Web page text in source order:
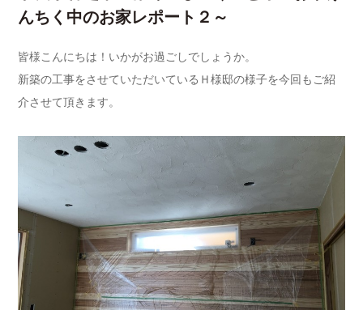
んちく中のお家レポート２～
皆様こんにちは！いかがお過ごしでしょうか。
新築の工事をさせていただいているＨ様邸の様子を今回もご紹
介させて頂きます。